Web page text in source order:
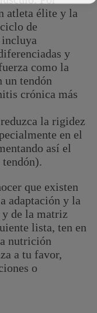
atleta élite y la
de
incluya
y
como la
un tendón
crónica más
la rigidez
en el
así el
que existen
adaptación y la
y de la matriz
lista, ten en
nutrición
a tu favor,
o